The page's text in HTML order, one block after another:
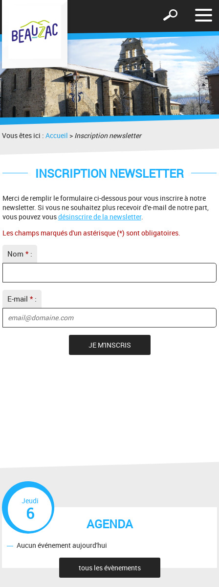
le
Afficher
formulaire
de
recherche
Vous êtes ici :Accueil > Inscription newsletter
INSCRIPTION NEWSLETTER
Merci de remplir le formulaire ci-dessous pour vous inscrire à notre
newsletter. Si vous ne souhaitez plus recevoir d'e-mail de notre part,
vous pouvez vousdésinscrire de la newsletter.
Les champs marqués d'un astérisque (*) sont obligatoires.
Nom *:
E-mail *:
AGENDA
Jeudi
6
Aucun événement aujourd'hui
tous les évènements